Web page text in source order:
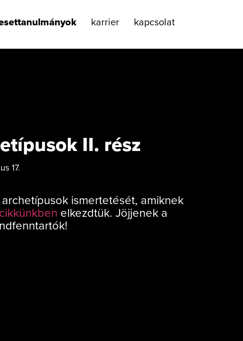
karrier kapcsolat
II. rész
17.
ismertetését, amiknek
elkezdtük. Jöjjenek a